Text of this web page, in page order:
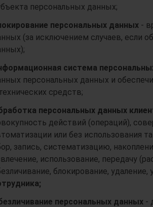
персональных данных;
персональных данных -
(за исключением случаев, если
система
персональных данных и
средств;
персональных данных
действий (операций),
или без использования
запись, систематизацию,
использование, передачу
блокирование,
персональных данных -